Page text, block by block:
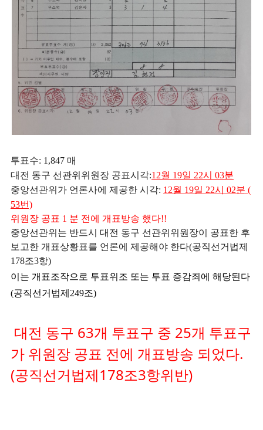
투표수: 1,847 매
대전 동구 선관위 위원장 공표시각:12월 19일 22시 03분
중앙선관위가 언론사에 제공한 시각: 12월 19일 22시 02분 (
53번)
위원장 공표 1 분 전에 개표방송 했다!!
중앙선관위는 반드시 대전 동구 선관위위원장이 공표한 후
보고한 개표상황표를 언론에 제공해야 한다(공직선거법제
178조3항)
이는 개표조작으로 투표위조 또는 투표 증감죄에 해당된다
(공직선거법제249조)
대전 동구 63개 투표구 중 25개 투표구
가 위원장 공표 전에 개표방송 되었다.
(공직선거법제178조3항위반)